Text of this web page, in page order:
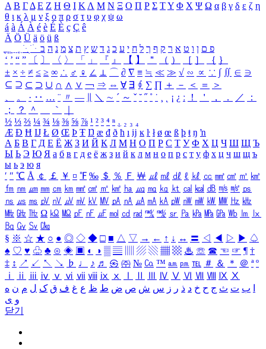
Α Β ΓΔ Ε Ζ Η Θ Ι ΚΛ Μ Ν Ξ Ο Π Ρ Σ ΤΥ Φ Χ Ψ Ω α β γ δ ε ζ η
θ ι κ λ μ ν ξ ο π ρ σ τ υ φ χ ψ ω
á à Á À é è É È ç Ç ê
Ä Ö Ü ä ö ü ß
ִֶֹ ֻּ ׁׂ פ ם ן ו ט א ר ק ף ך ל ח י ע כ ג ד ש ץ ת צ מ נ ה ב
‘ ’ “ ” 〔 〕 〈 〉 「 」 『 』 【 】 ＂ （ ） ［ ］ ｛ ｝
± × ÷ ≠ ≤ ≥ ∞ ∴ ♂ ♀ ∠ ⊥ ⌒ ∂ ∇ ≡ ≒ ≪ ≫ √ ∽ ∝ ∵ ∫ ∬ ∈ ∋
⊆ ⊇ ⊂ ⊃ ∪ ∩ ∧ ∨ ￢ ⇒ ⇔ ∀ ∃ ∮ ∑ ∏ ＋ － ＜ ＝
＞
、
。 · ‥ … ¨ 〃 ― ＼ ∼ ´ ～ ˇ ˘ ˝ ˚ ˙ ¸ ¡ ¿ ː ！ ＇ ， ． ／
：
；
？ ＾ ｀
½ ⅓ ⅔ ¼ ¾ ⅛ ⅜ ⅝ ⅞ ¹ ² ³ ⁴ ⁿ ₁ ₂ ₃ ₄
Æ Ð Ħ Ĳ Ł Ø Œ Þ Ŧ Ŋ æ đ ð ħ ı ĳ ĸ ŀ ł ø œ ß þ ŧ ŋ ŉ
А Б В Г Д Е Ё Ж З И Й К Л М Н О П Р С Т У Ф Х Ц Ч Ш Щ Ъ
Ы Ь Э Ю Я а б в г д е ё ж з и й к л м н о п р с т у ф х ц ч ш щ ъ
ы ь э ю я
′ ″ ℃ Å ￠ ￡ ￥ ¤ ℉ ‰ ＄ ％ Ｆ ￦ ㎕ ㎖ ㎗ ℓ ㎘ ㏄ ㎣ ㎤ ㎥ ㎦
㎙ ㎚ ㎛ ㎜ ㎝ ㎞ ㎟ ㎠ ㎡ ㎢ ㏊ ㎍ ㎎ ㎏ ㏏ ㎈ ㎉ ㏈ ㎧ ㎨ ㎰
㎱ ㎲ ㎳ ㎴ ㎵ ㎶ ㎷ ㎸ ㎹ ㎀ ㎁ ㎂ ㎃ ㎄ ㎺ ㎻ ㎽ ㎾ ㎿ ㎐ ㎑
㎒ ㎓ ㎔ Ω ㏀ ㏁ ㎊ ㎋ ㎌ ㏖ ㏅ ㎭ ㎮ ㎯ ㏛ ㎩ ㎪ ㎫ ㎬ ㏝ ㏐
㏓
㏃ ㏉ ㏜ ㏆
§ ※ ☆ ★ ○ ● ◎ ◇ ◆ □ ■ △ ▽ → ← ↑ ↓ ↔ 〓 ◁ ◀ ▷ ▶ ♤
♠ ♡ ♥ ♧ ♣ ⊙ ◈ ▣ ◐ ◑ ▒ ▤ ▨ ▧ ▦ ▩ ♨ ☏ ☎ ☜ ☞ ¶ †
‡ ↕ ↗ ↙ ↖ ↘ ♭ ♩ ♪ ♬ ㉿ ㈜ № ㏇ ™ ㏂ ㏘ ℡ ＃ ＆ ＊ ＠ ª º
ⅰ
ⅱ ⅲ ⅳ ⅴ ⅵ ⅶ ⅷ ⅸ ⅹ Ⅳ Ⅴ Ⅵ Ⅶ Ⅷ Ⅸ Ⅹ
ب ت ث ج ح خ د ذ ر ز س ش ص ض ط ظ ع غ ف ق ک ل م ن ه
و ی
닫기